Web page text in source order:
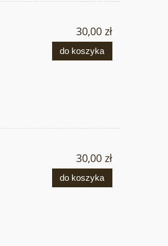
30,00 zł
do koszyka
30,00 zł
do koszyka